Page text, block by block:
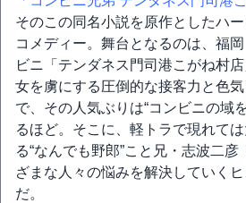
そのこの同名小説を原作としたハ
コメディー。舞台となるのは、福
ビニ「テンダネス門司港こがね村
女を虜にする圧倒的な接客力と色
で、その人気ぶりは“コンビニの域
るほど。そこに、軽トラで現れて
る“なんでも野郎”こと兄・志波二彦
ざまな人々の悩みを解決していく
だ。